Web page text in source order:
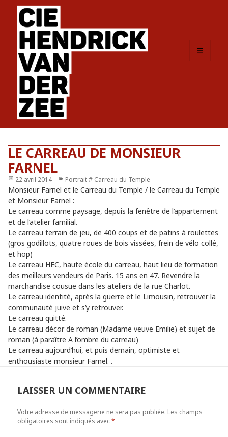
LE CARREAU DE MONSIEUR
FARNEL
Publié
le
22 avril 2014 Catégories
Portrait # Carreau du Temple
Monsieur Farnel et le Carreau du Temple / le Carreau du Temple
et Monsieur Farnel :
Le carreau comme paysage, depuis la fenêtre de l’appartement
et de l’atelier familial.
Le carreau terrain de jeu, de 400 coups et de patins à roulettes
(gros godillots, quatre roues de bois vissées, frein de vélo collé,
et hop)
Le carreau HEC, haute école du carreau, haut lieu de formation
des meilleurs vendeurs de Paris. 15 ans en 47. Revendre la
marchandise cousue dans les ateliers de la rue Charlot.
Le carreau identité, après la guerre et le Limousin, retrouver la
communauté juive et s’y retrouver.
Le carreau quitté.
Le carreau décor de roman (Madame veuve Emilie) et sujet de
roman (à paraître A l’ombre du carreau)
Le carreau aujourd’hui, et puis demain, optimiste et
enthousiaste monsieur Farnel. .
LAISSER UN COMMENTAIRE
Votre adresse de messagerie ne sera pas publiée. Les champs
obligatoires sont indiqués avec*